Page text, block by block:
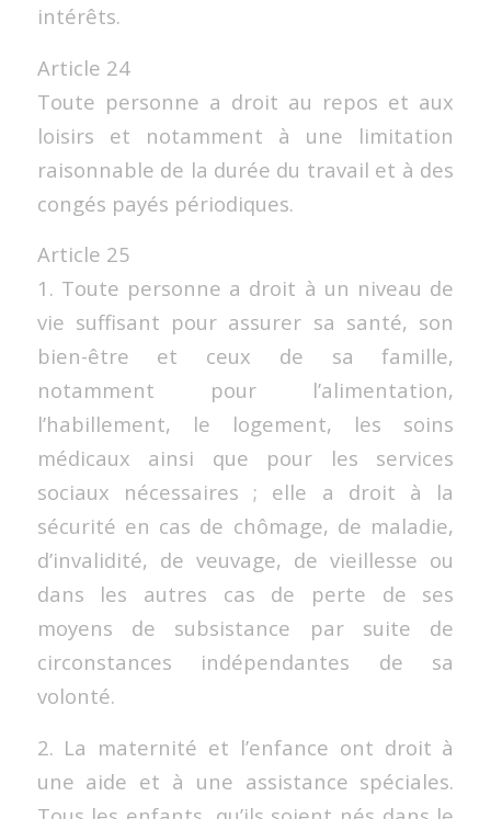
intérêts.
Article 24
Toute personne a droit au repos et aux
loisirs et notamment à une limitation
raisonnable de la durée du travail et à des
congés payés périodiques.
Article 25
1. Toute personne a droit à un niveau de
vie suffisant pour assurer sa santé, son
bien-être et ceux de sa famille,
notamment pour l’alimentation,
l’habillement, le logement, les soins
médicaux ainsi que pour les services
sociaux nécessaires ; elle a droit à la
sécurité en cas de chômage, de maladie,
d’invalidité, de veuvage, de vieillesse ou
dans les autres cas de perte de ses
moyens de subsistance par suite de
circonstances indépendantes de sa
volonté.
2. La maternité et l’enfance ont droit à
une aide et à une assistance spéciales.